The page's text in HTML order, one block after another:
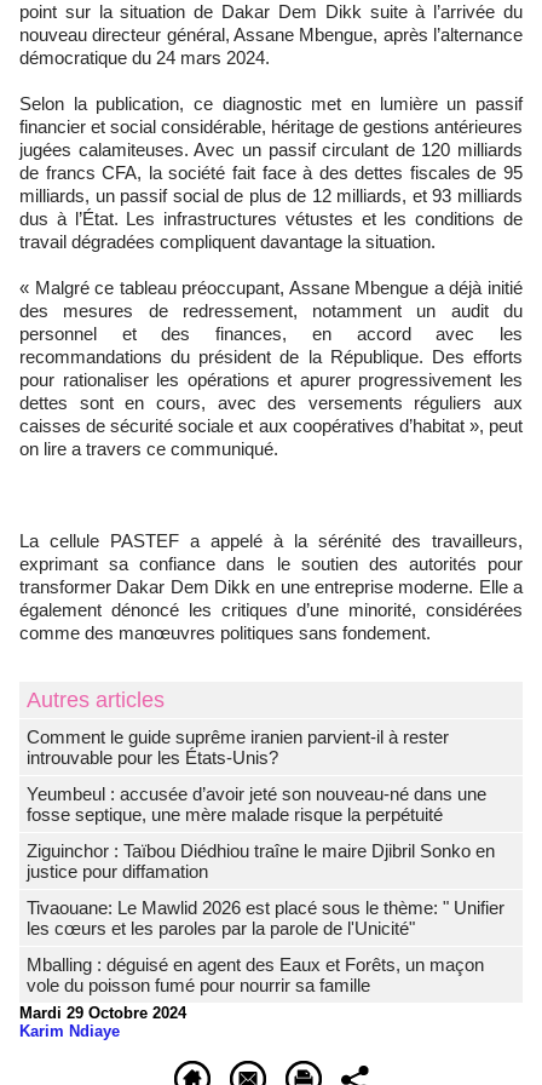
point sur la situation de Dakar Dem Dikk suite à l’arrivée du
nouveau directeur général, Assane Mbengue, après l’alternance
démocratique du 24 mars 2024.
Selon la publication, ce diagnostic met en lumière un passif
financier et social considérable, héritage de gestions antérieures
jugées calamiteuses. Avec un passif circulant de 120 milliards
de francs CFA, la société fait face à des dettes fiscales de 95
milliards, un passif social de plus de 12 milliards, et 93 milliards
dus à l’État. Les infrastructures vétustes et les conditions de
travail dégradées compliquent davantage la situation.
« Malgré ce tableau préoccupant, Assane Mbengue a déjà initié
des mesures de redressement, notamment un audit du
personnel et des finances, en accord avec les
recommandations du président de la République. Des efforts
pour rationaliser les opérations et apurer progressivement les
dettes sont en cours, avec des versements réguliers aux
caisses de sécurité sociale et aux coopératives d’habitat », peut
on lire a travers ce communiqué.
La cellule PASTEF a appelé à la sérénité des travailleurs,
exprimant sa confiance dans le soutien des autorités pour
transformer Dakar Dem Dikk en une entreprise moderne. Elle a
également dénoncé les critiques d’une minorité, considérées
comme des manœuvres politiques sans fondement.
Autres articles
Comment le guide suprême iranien parvient-il à rester
introuvable pour les États-Unis?
Yeumbeul : accusée d’avoir jeté son nouveau-né dans une
fosse septique, une mère malade risque la perpétuité
Ziguinchor : Taïbou Diédhiou traîne le maire Djibril Sonko en
justice pour diffamation
Tivaouane: Le Mawlid 2026 est placé sous le thème: " Unifier
les cœurs et les paroles par la parole de l'Unicité"
Mballing : déguisé en agent des Eaux et Forêts, un maçon
vole du poisson fumé pour nourrir sa famille
Mardi 29 Octobre 2024
Karim Ndiaye